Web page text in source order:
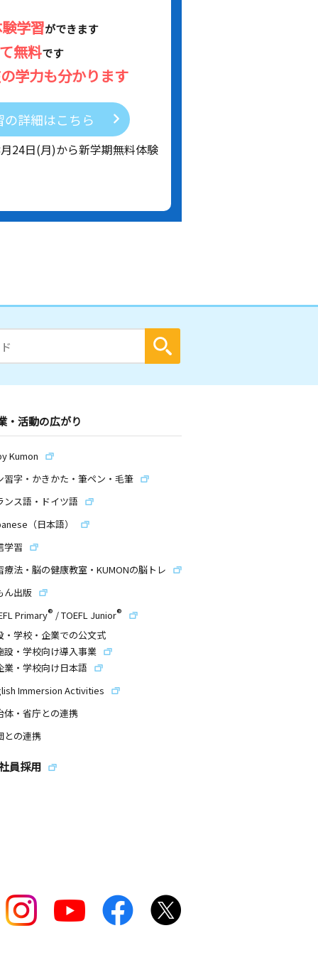
学習ができます
無料です
学力も分かります
詳細はこちら
24日(月)から新学期無料体験
・活動の広がり
Kumon
習字・かきかた・筆ペン・毛筆
ンス語・ドイツ語
（日本語）
学習
療法・脳の健康教室・KUMONの脳トレ
ん出版
Primary® /TOEFL Junior®
・学校・企業での公文式
設・学校向け導入事業
業・学校向け日本語
Immersion Activities
体・省庁との連携
との連携
員採用